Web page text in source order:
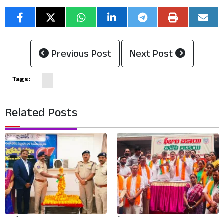
Previous Post Next Post
Tags:
Related Posts